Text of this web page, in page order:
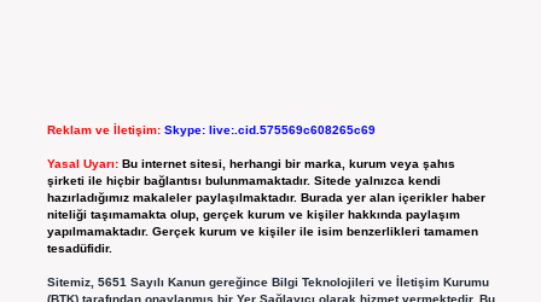
Reklam ve İletişim: Skype: live:.cid.575569c608265c69
Yasal Uyarı: Bu internet sitesi, herhangi bir marka, kurum veya şahıs
şirketi ile hiçbir bağlantısı bulunmamaktadır. Sitede yalnızca kendi
hazırladığımız makaleler paylaşılmaktadır. Burada yer alan içerikler haber
niteliği taşımamakta olup, gerçek kurum ve kişiler hakkında paylaşım
yapılmamaktadır. Gerçek kurum ve kişiler ile isim benzerlikleri tamamen
tesadüfidir.
Sitemiz, 5651 Sayılı Kanun gereğince Bilgi Teknolojileri ve İletişim Kurumu